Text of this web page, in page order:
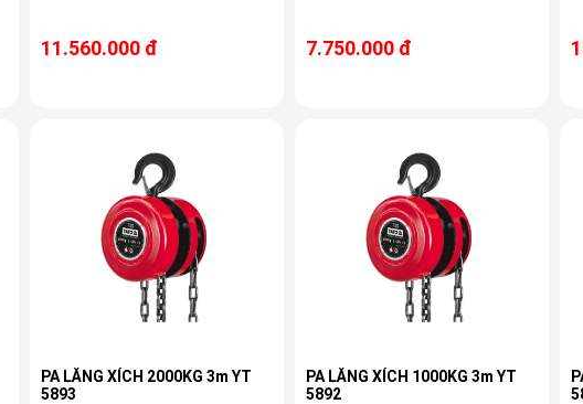
11.560.000 đ 7.750.000 đ
PA LĂNG XÍCH 2000KG 3m YT
5893
PA LĂNG XÍCH 1000KG 3m YT
5892